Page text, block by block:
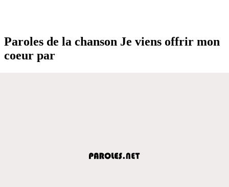
Paroles de la chanson Je viens offrir mon
coeur par